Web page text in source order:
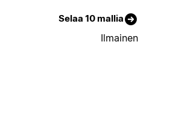
Selaa 10 mallia
Ilmainen